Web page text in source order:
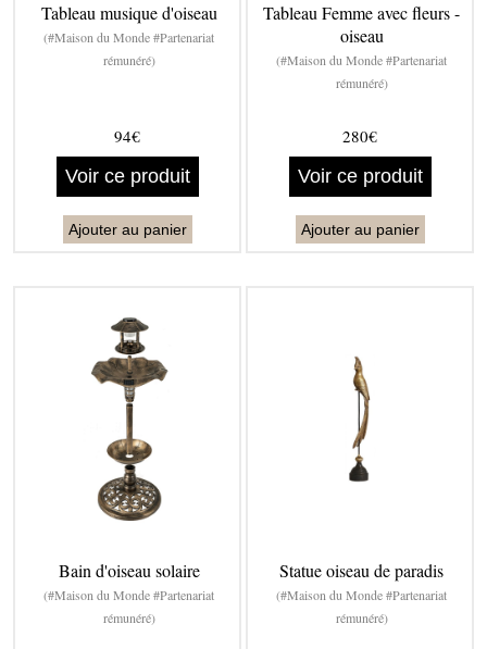
Tableau musique d'oiseau
(#Maison du Monde #Partenariat
rémunéré)
94€
Voir ce produit
Ajouter au panier
Tableau Femme avec fleurs -
oiseau
(#Maison du Monde #Partenariat
rémunéré)
280€
Voir ce produit
Ajouter au panier
Bain d'oiseau solaire
(#Maison du Monde #Partenariat
rémunéré)
Statue oiseau de paradis
(#Maison du Monde #Partenariat
rémunéré)